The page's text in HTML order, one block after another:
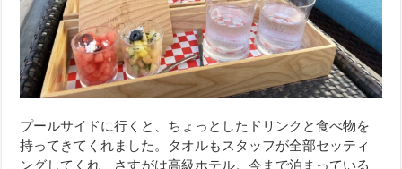
プールサイドに行くと、ちょっとしたドリンクと食べ物を
持ってきてくれました。タオルもスタッフが全部セッティ
ングしてくれ、さすがは高級ホテル。今まで泊まっている